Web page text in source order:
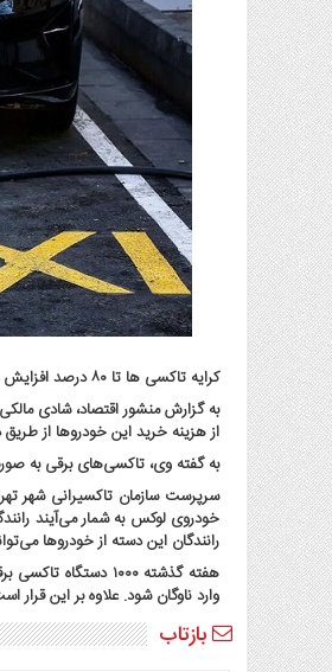
نفت،
گاز
و
پتروشیمی
صنعت
و
خودرو
استارت
آپ
و
فن
آوری
بانک
،
بیمه
و
ارز
دیجیتال
کشاورزی
و
صنایع
غذایی
سیاسی
و
کرایه تاکسی ها تا ۸۰ درصد افزایش می یابد
به گزارش منشور اقتصاد، شادی
از هزینه خرید این خودروها از
به گفته وی، تاکسی‌های برقی به
سرپرست سازمان تاکسیرانی شهر
رانندگان این دسته از خودروها می‌توانند تا سقف ۵۰ نسبت به نرخ عادی کرایه یک
هفته گذشته ۱۰۰۰
وارد ناوگان شود. علاوه بر این قرار است ۲۷۰۰۰ دستگاه تاکسی برقی دیگر از طریق قرارداد شهرداری تهران با چین، وارد ناوگان
بازتاب